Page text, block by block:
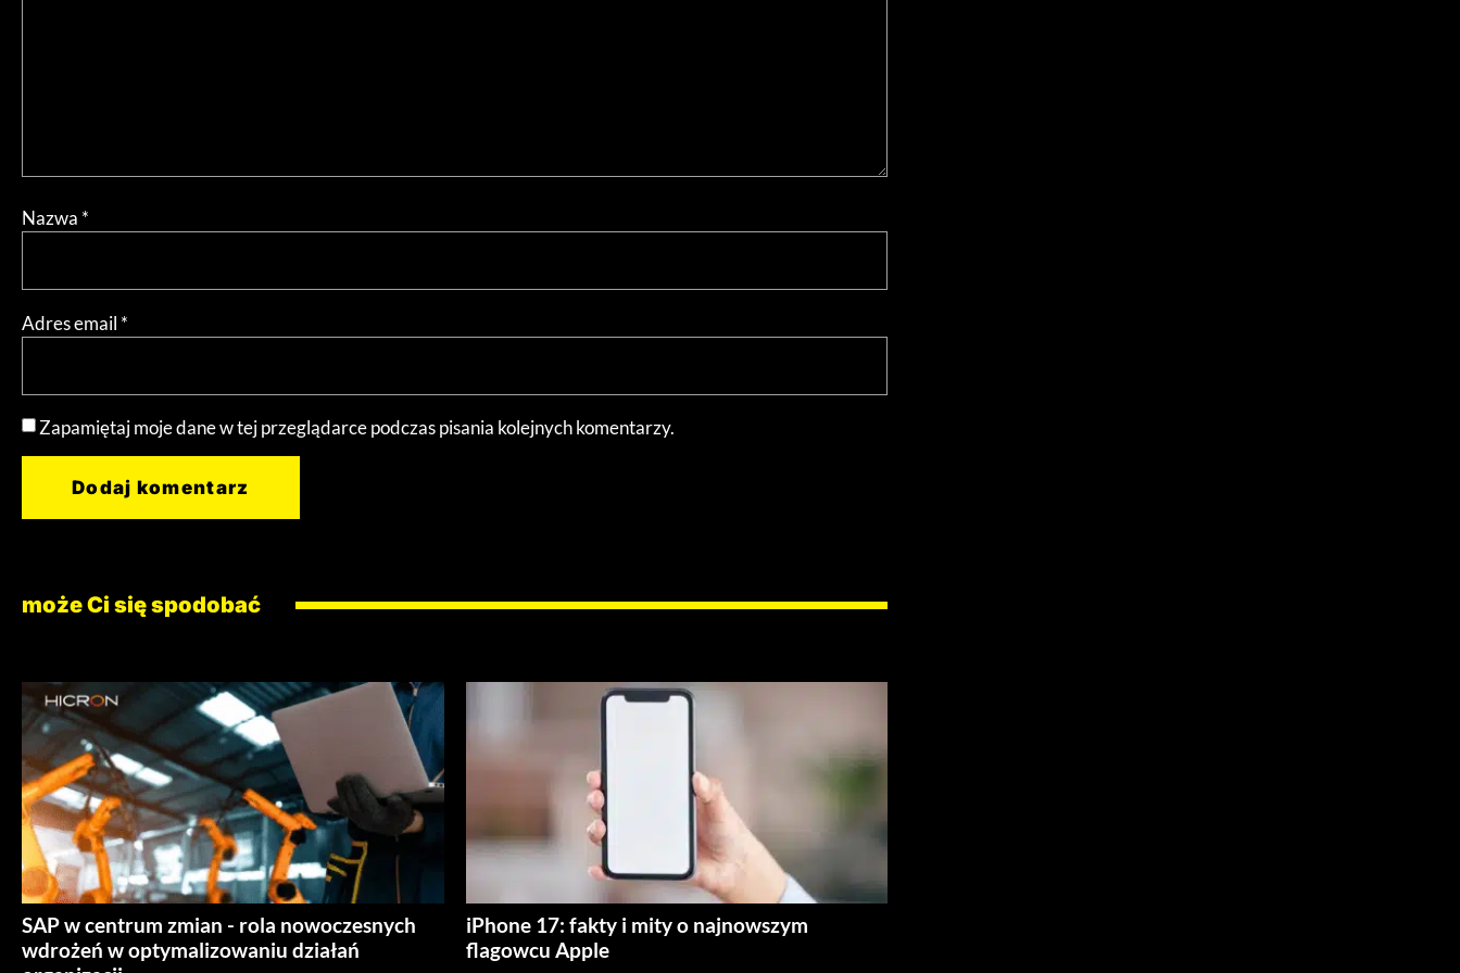
Nazwa *
Adres email *
Zapamiętaj moje dane w tej przeglądarce podczas pisania kolejnych komentarzy.
może Ci się spodobać
SAP w centrum zmian - rola nowoczesnych
wdrożeń w optymalizowaniu działań
iPhone 17: fakty i mity o najnowszym
flagowcu Apple